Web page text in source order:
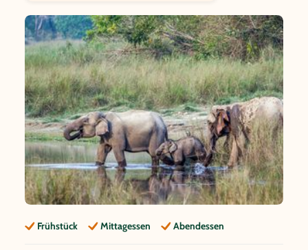
Frühstück Mittagessen Abendessen